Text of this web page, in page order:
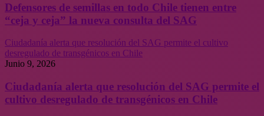
Defensores de semillas en todo Chile tienen entre
“ceja y ceja” la nueva consulta del SAG
Ciudadanía alerta que resolución del SAG permite el cultivo
desregulado de transgénicos en Chile
Junio 9, 2026
Ciudadanía alerta que resolución del SAG permite el
cultivo desregulado de transgénicos en Chile